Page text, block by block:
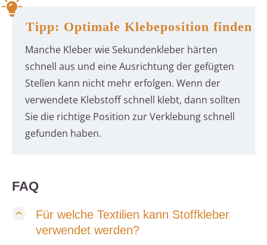
Tipp: Optimale Klebeposition finden
Manche Kleber wie Sekundenkleber härten
schnell aus und eine Ausrichtung der gefügten
Stellen kann nicht mehr erfolgen. Wenn der
verwendete Klebstoff schnell klebt, dann sollten
Sie die richtige Position zur Verklebung schnell
gefunden haben.
FAQ
Für welche Textilien kann Stoffkleber
verwendet werden?